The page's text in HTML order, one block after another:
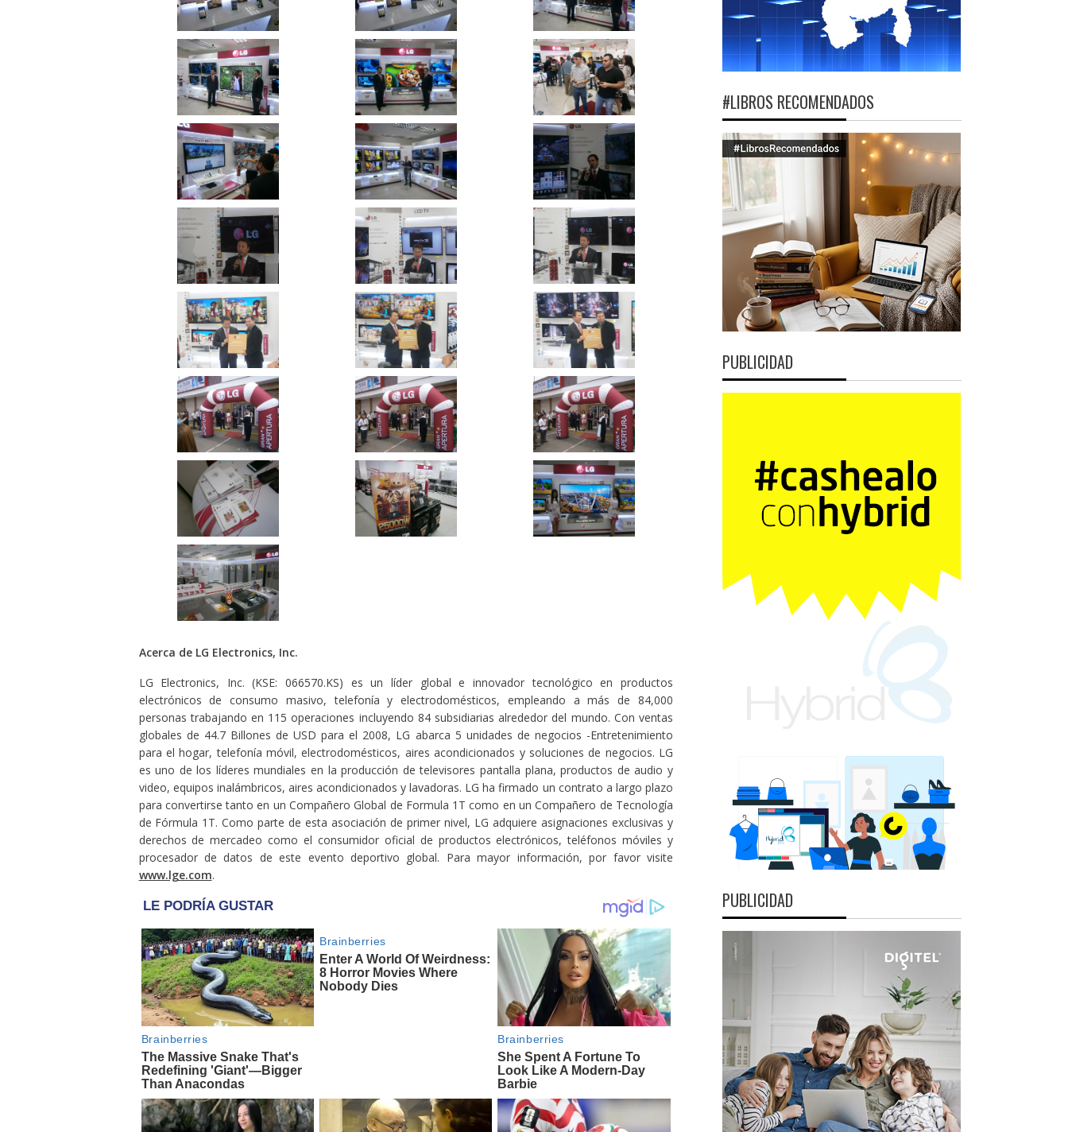
Acerca de LG Electronics, Inc.
LG Electronics, Inc. (KSE: 066570.KS) es un líder global e innovador tecnológico en productos
electrónicos de consumo masivo, telefonía y electrodomésticos, empleando a más de 84,000
personas trabajando en 115 operaciones incluyendo 84 subsidiarias alrededor del mundo. Con ventas
globales de 44.7 Billones de USD para el 2008, LG abarca 5 unidades de negocios -Entretenimiento
para el hogar, telefonía móvil, electrodomésticos, aires acondicionados y soluciones de negocios. LG
es uno de los líderes mundiales en la producción de televisores pantalla plana, productos de audio y
video, equipos inalámbricos, aires acondicionados y lavadoras. LG ha firmado un contrato a largo plazo
para convertirse tanto en un Compañero Global de Formula 1T como en un Compañero de Tecnología
de Fórmula 1T. Como parte de esta asociación de primer nivel, LG adquiere asignaciones exclusivas y
derechos de mercadeo como el consumidor oficial de productos electrónicos, teléfonos móviles y
procesador de datos de este evento deportivo global. Para mayor información, por favor visite
www.lge.com.
#LIBROS RECOMENDADOS
PUBLICIDAD
PUBLICIDAD